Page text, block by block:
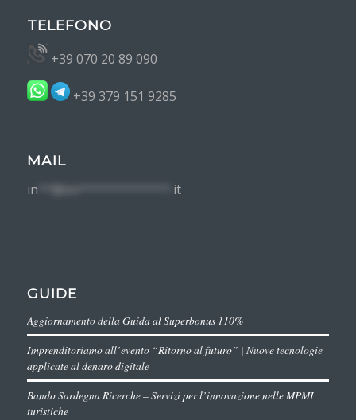
TELEFONO
+39 070 20 89 090
+39 379 151 9285
MAIL
in it
GUIDE
Aggiornamento della Guida al Superbonus 110%
Imprenditoriamo all’evento “Ritorno al futuro” | Nuove tecnologie
applicate al denaro digitale
Bando Sardegna Ricerche – Servizi per l’innovazione nelle MPMI
turistiche